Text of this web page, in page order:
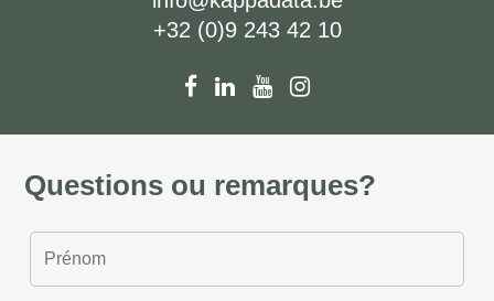
+32 (0)9 243 42 10
Questions ou remarques?